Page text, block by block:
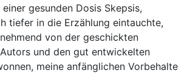
gesunden Dosis Skepsis,
tiefer in die Erzählung eintauchte,
von der geschickten
und den gut entwickelten
meine anfänglichen Vorbehalte